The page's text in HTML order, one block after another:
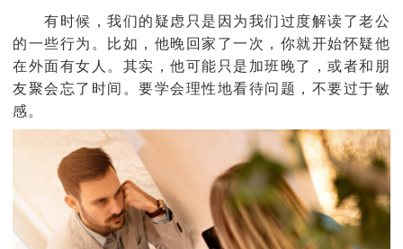
有时候，我们的疑虑只是因为我们过度解读了老公
的一些行为。比如，他晚回家了一次，你就开始怀疑他
在外面有女人。其实，他可能只是加班晚了，或者和朋
友聚会忘了时间。要学会理性地看待问题，不要过于敏
感。